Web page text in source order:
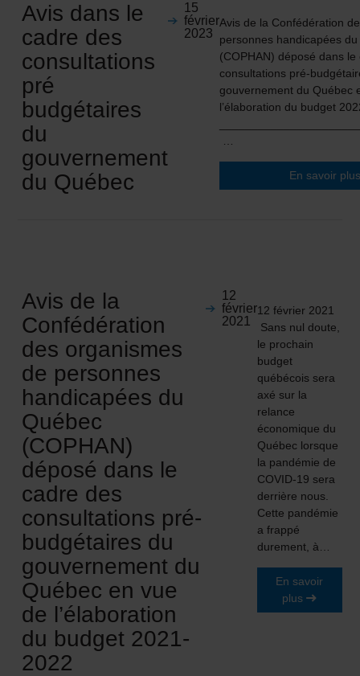
Avis dans le
cadre des
consultations
pré
budgétaires
du
gouvernement
du Québec
15
février
2023
Avis de la Confédération
personnes handicapées
(COPHAN) déposé dans
consultations pré-
gouvernement du Québec
l’élaboration du budget
En savoir
Avis de la
Confédération
des organismes
de personnes
handicapées du
Québec
(COPHAN)
déposé dans le
cadre des
consultations pré-
budgétaires du
gouvernement du
Québec en vue
de l’élaboration
du budget 2021-
2022
12
février
2021
12 février 2021
Sans nul doute,
le prochain
budget
québécois sera
axé sur la
relance
économique du
Québec lorsque
la pandémie de
COVID-19 sera
derrière nous.
Cette pandémie
a frappé
durement, à…
En savoir
plus